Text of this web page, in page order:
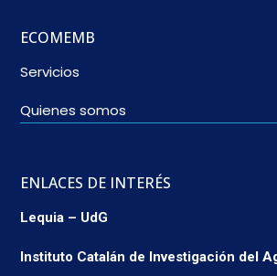
ECOMEMB
Servicios
Quienes somos
ENLACES DE INTERÉS
Lequia – UdG
Instituto Catalán de Investigación del